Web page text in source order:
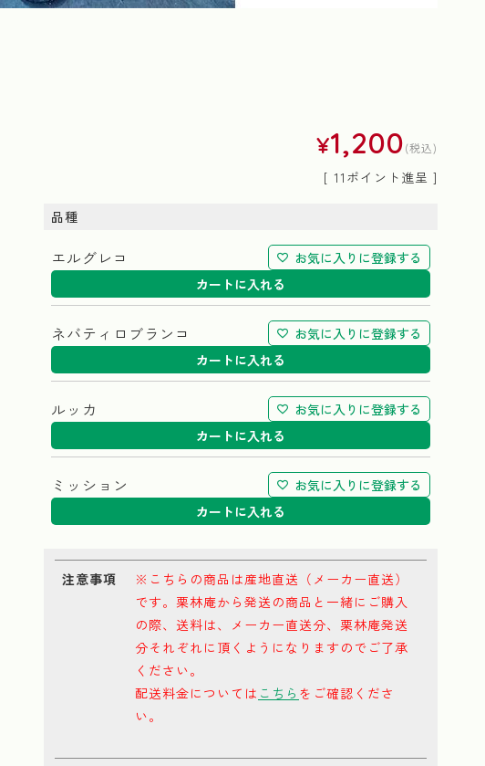
¥1,200 税込
[ 11 ポイント進呈 ]
品種
エルグレコ
お気に入りに登録する
カートに入れる
ネバティロブランコ
お気に入りに登録する
カートに入れる
ルッカ
お気に入りに登録する
カートに入れる
ミッション
お気に入りに登録する
カートに入れる
注意事項
※こちらの商品は産地直送（メーカー直送）
です。栗林庵から発送の商品と一緒にご購入
の際、送料は、メーカー直送分、栗林庵発送
分それぞれに頂くようになりますのでご了承
ください。
配送料金については こちら をご確認くださ
い。